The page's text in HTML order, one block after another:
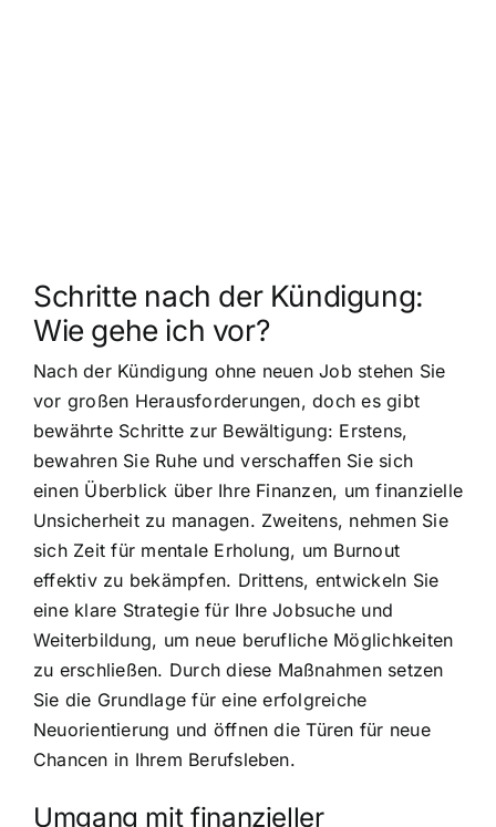
Schritte nach der Kündigung:
Wie gehe ich vor?
Nach der Kündigung ohne neuen Job stehen Sie
vor großen Herausforderungen, doch es gibt
bewährte Schritte zur Bewältigung: Erstens,
bewahren Sie Ruhe und verschaffen Sie sich
einen Überblick über Ihre Finanzen, um finanzielle
Unsicherheit zu managen. Zweitens, nehmen Sie
sich Zeit für mentale Erholung, um Burnout
effektiv zu bekämpfen. Drittens, entwickeln Sie
eine klare Strategie für Ihre Jobsuche und
Weiterbildung, um neue berufliche Möglichkeiten
zu erschließen. Durch diese Maßnahmen setzen
Sie die Grundlage für eine erfolgreiche
Neuorientierung und öffnen die Türen für neue
Chancen in Ihrem Berufsleben.
Umgang mit finanzieller